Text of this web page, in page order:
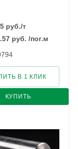
руб./т
руб. /пог.м
КУПИТЬ
В 1 КЛИК